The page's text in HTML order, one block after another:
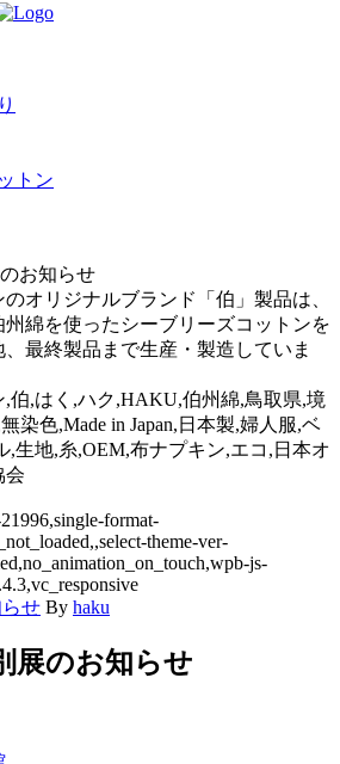
トン
お知らせ
オリジナルブランド「伯」製品は、
綿を使ったシーブリーズコットンを
最終製品まで生産・製造していま
伯,はく,ハク,HAKU,伯州綿,鳥取県,境
染色,Made in Japan,日本製,婦人服,ベ
,生地,糸,OEM,布ナプキン,エコ,日本オ
会
format-
theme-ver-
js-
せ By haku
展のお知らせ